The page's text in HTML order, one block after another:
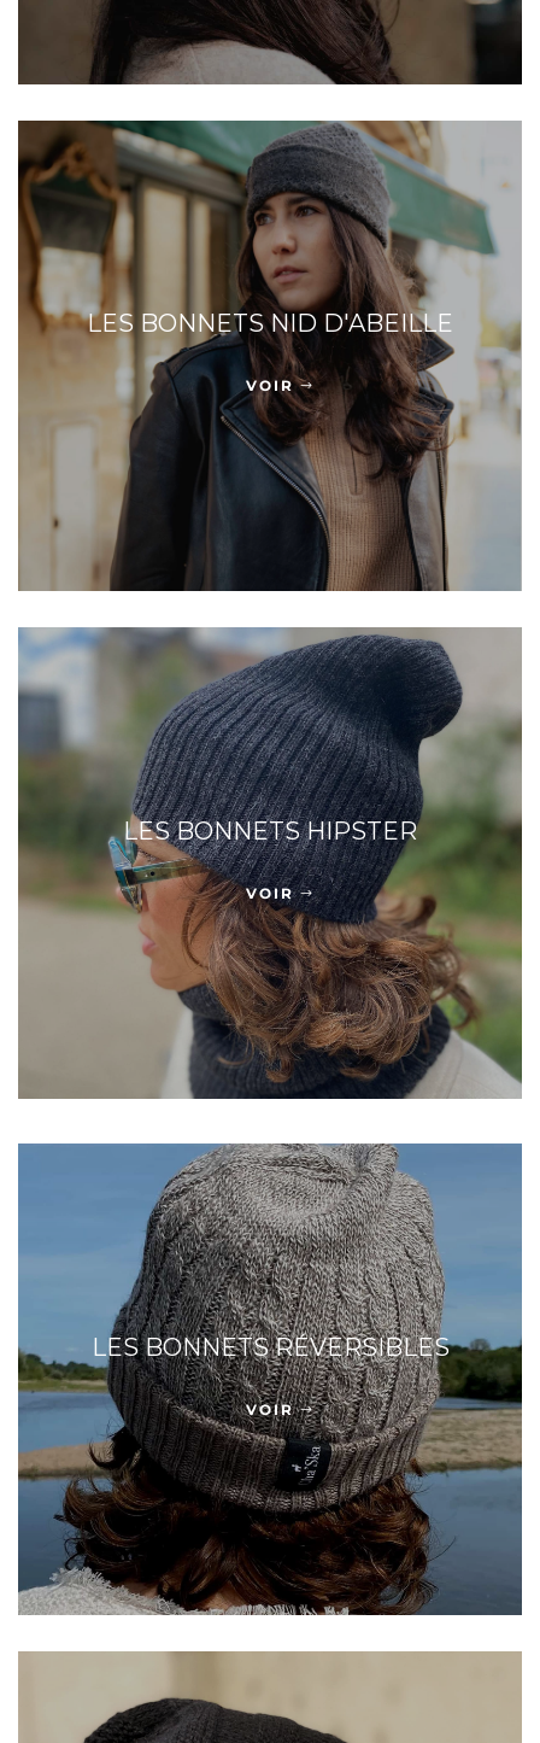
LES BONNETS NID D'ABEILLE
VOIR
LES BONNETS HIPSTER
VOIR
LES BONNETS RÉVERSIBLES
VOIR